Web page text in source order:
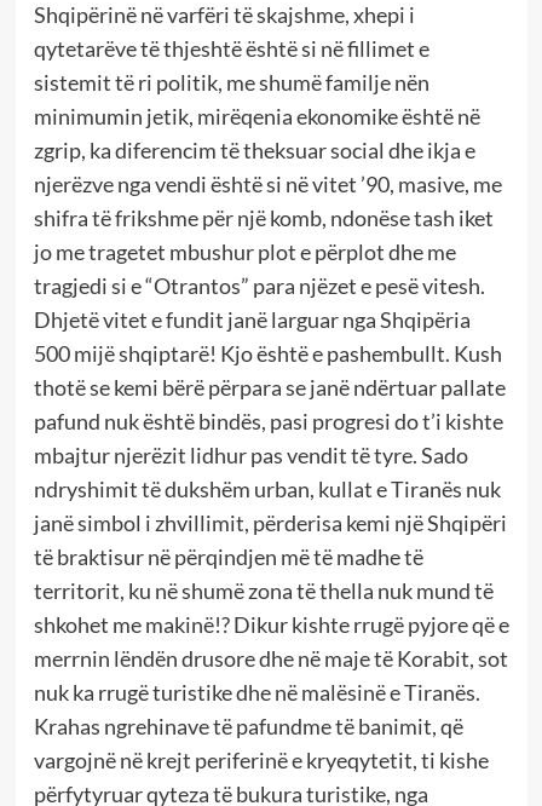
Shqipërinë në varfëri të skajshme, xhepi i
qytetarëve të thjeshtë është si në fillimet e
sistemit të ri politik, me shumë familje nën
minimumin jetik, mirëqenia ekonomike është në
zgrip, ka diferencim të theksuar social dhe ikja e
njerëzve nga vendi është si në vitet ’90, masive, me
shifra të frikshme për një komb, ndonëse tash iket
jo me tragetet mbushur plot e përplot dhe me
tragjedi si e “Otrantos” para njëzet e pesë vitesh.
Dhjetë vitet e fundit janë larguar nga Shqipëria
500 mijë shqiptarë! Kjo është e pashembullt. Kush
thotë se kemi bërë përpara se janë ndërtuar pallate
pafund nuk është bindës, pasi progresi do t’i kishte
mbajtur njerëzit lidhur pas vendit të tyre. Sado
ndryshimit të dukshëm urban, kullat e Tiranës nuk
janë simbol i zhvillimit, përderisa kemi një Shqipëri
të braktisur në përqindjen më të madhe të
territorit, ku në shumë zona të thella nuk mund të
shkohet me makinë!? Dikur kishte rrugë pyjore që e
merrnin lëndën drusore dhe në maje të Korabit, sot
nuk ka rrugë turistike dhe në malësinë e Tiranës.
Krahas ngrehinave të pafundme të banimit, që
vargojnë në krejt periferinë e kryeqytetit, ti kishe
përfytyruar qyteza të bukura turistike, nga